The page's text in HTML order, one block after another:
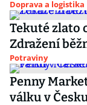
Doprava a logistika
Tekuté zlato
Zdražení
Potraviny
Penny
válku v